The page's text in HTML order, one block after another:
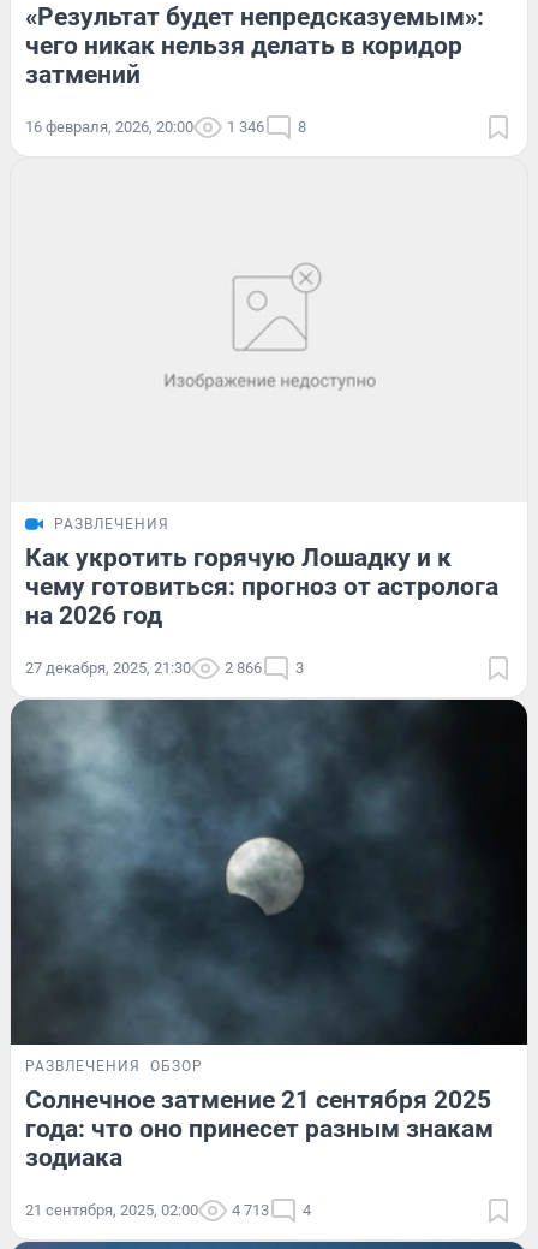
«Результат будет непредсказуемым»:
чего никак нельзя делать в коридор
затмений
16 февраля, 2026, 20:00 1 346 8
РАЗВЛЕЧЕНИЯ
Как укротить горячую Лошадку и к
чему готовиться: прогноз от астролога
на 2026 год
27 декабря, 2025, 21:30 2 866 3
РАЗВЛЕЧЕНИЯ ОБЗОР
Солнечное затмение 21 сентября 2025
года: что оно принесет разным знакам
зодиака
21 сентября, 2025, 02:00 4 713 4